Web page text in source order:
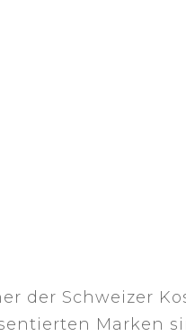
der Schweizer
Marken